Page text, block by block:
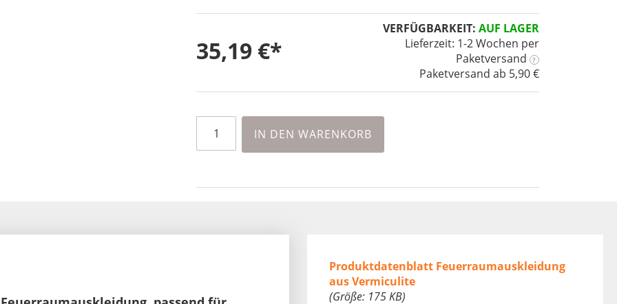
VERFÜGBARKEIT: AUF LAGER
Lieferzeit: 1-2 Wochen per
Paketversand
?
Paketversand ab 5,90 €
35,19 €
IN DEN WARENKORB
Produktdatenblatt Feuerraumauskleidung
aus Vermiculite
(Größe: 175 KB)